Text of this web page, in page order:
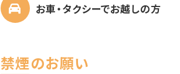
お車・タクシーでお越しの方
禁煙のお願い